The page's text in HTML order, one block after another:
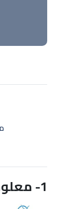
1- معلومات عامة حول الشركة
Logo société